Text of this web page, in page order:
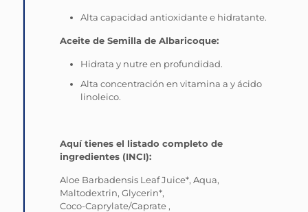
Alta capacidad antioxidante e hidratante.
Aceite de Semilla de Albaricoque:
Hidrata y nutre en profundidad.
Alta concentración en vitamina a y ácido
linoleico.
Aquí tienes el listado completo de
ingredientes (INCI):
Aloe Barbadensis Leaf Juice*, Aqua,
Maltodextrin, Glycerin*,
Coco-Caprylate/Caprate ,